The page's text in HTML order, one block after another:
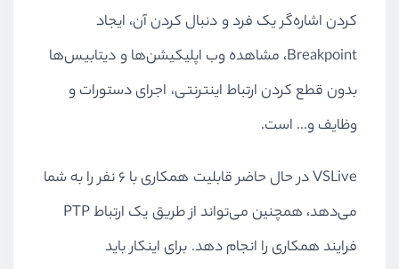
کردن اشاره‌گر یک فرد و دنبال کردن آن، ایجاد
Breakpoint، مشاهده وب اپلیکیشن‌ها و دیتابیس‌ها
بدون قطع کردن ارتباط اینترنتی، اجرای دستورات و
وظایف و... است.
VSLive در حال حاضر قابلیت همکاری با ۶ نفر را به شما
می‌دهد، همچنین می‌تواند از طریق یک ارتباط PTP
فرایند همکاری را انجام دهد. برای اینکار باید